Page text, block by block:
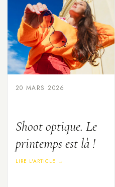
20 MARS 2026
Shoot optique. Le
printemps est là !
LIRE L'ARTICLE →